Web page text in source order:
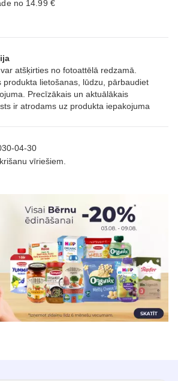
no 14.99 €
04-30
vīriešiem.
atšķirties no fotoattēlā redzamā.
produkta lietošanas, lūdzu, pārbaudiet
Precīzākais un aktuālākais
ir atrodams uz produkta iepakojuma